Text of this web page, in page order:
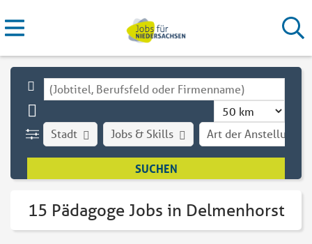
Stadt Art der Anstellung
Jobs & Skills
15 Pädagoge Jobs in Delmenhorst